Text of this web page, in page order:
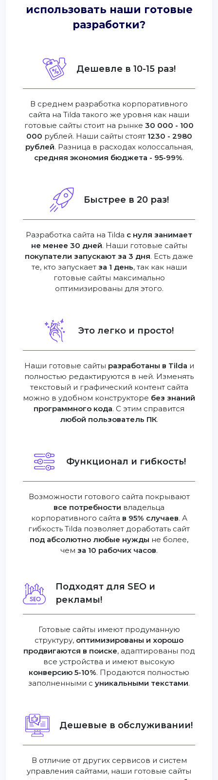
использовать наши готовые
разработки?
Дешевле в 10-15 раз!
В среднем разработка корпоративного
сайта на Tilda такого же уровня как наши
готовые сайты стоит на рынке 30 000 - 100
000 рублей. Наши сайты стоят 1230 - 2980
рублей. Разница в расходах колоссальная,
средняя экономия бюджета - 95-99%.
Быстрее в 20 раз!
Разработка сайта на Tilda с нуля занимает
не менее 30 дней. Наши готовые сайты
покупатели запускают за 3 дня. Есть даже
те, кто запускает за 1 день, так как наши
готовые сайты максимально
оптимизированы для этого.
Это легко и просто!
Наши готовые сайты разработаны в Tilda и
полностью редактируются в ней. Изменять
текстовый и графический контент сайта
можно в удобном конструкторе без знаний
программного кода. С этим справится
любой пользователь ПК.
Функционал и гибкость!
Возможности готового сайта покрывают
все потребности владельца
корпоративного сайта в 95% случаев. А
гибкость Tilda позволяет доработать сайт
под абсолютно любые нужды не более,
чем за 10 рабочих часов.
Подходят для SEO и
рекламы!
Готовые сайты имеют продуманную
структуру, оптимизированы и хорошо
продвигаются в поиске, адаптированы под
все устройства и имеют высокую
конверсию 5-10%. Продаются полностью
заполненными с уникальными текстами.
Дешевые в обслуживании!
В отличие от других сервисов и систем
управления сайтами, наши готовые сайты